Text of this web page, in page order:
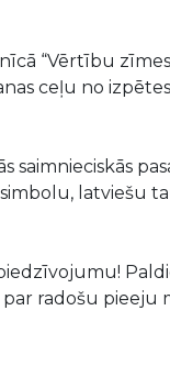
“Vērtību
ceļu no
saimnieciskās
latviešu
radošu pieeju